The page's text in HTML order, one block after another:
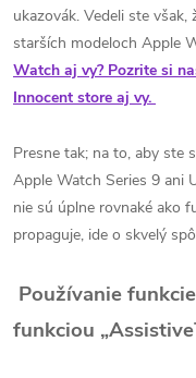
ukazovák. Vedeli ste
starších modeloch Apple
Watch aj vy? Pozrite si
Innocent store aj vy.
Presne tak; na to, aby ste
Apple Watch Series 9 ani
nie sú úplne rovnaké ako
propaguje, ide o skvelý
Používanie
funkciou